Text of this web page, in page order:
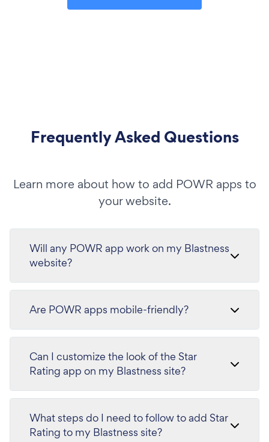
Frequently Asked Questions
Learn more about how to add POWR apps to
your website.
Will any POWR app work on my Blastness
website?
Are POWR apps mobile-friendly?
Can I customize the look of the Star
Rating app on my Blastness site?
What steps do I need to follow to add Star
Rating to my Blastness site?